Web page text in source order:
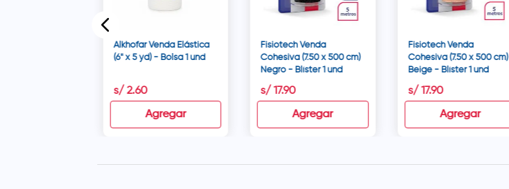
Alkhofar Venda Elástica
(6" x 5 yd) - Bolsa 1 und
s/ 2.60
Agregar
Fisiotech Venda
Cohesiva (7.50 x 500 cm)
Negro - Blíster 1 und
s/ 17.90
Agregar
Fisiotech Venda
Cohesiva (7.50 x 500 cm)
Beige - Blíster 1 und
s/ 17.90
Agregar